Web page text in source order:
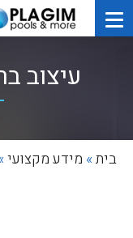
עיצוב
בית» מידע מקצועי